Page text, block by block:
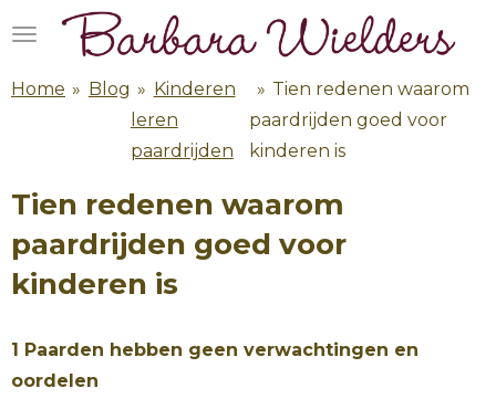
Ga
naar
Home » Blog » Kinderen
leren
paardrijden
» Tien redenen waarom
paardrijden goed voor
kinderen is
Tien redenen waarom
paardrijden goed voor
kinderen is
1 Paarden hebben geen verwachtingen en
oordelen